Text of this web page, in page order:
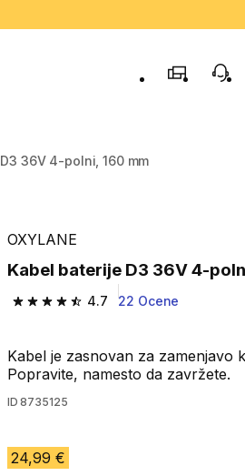
Trgovine
36V 4-polni, 160 mm
OXYLANE
Kabel baterije D3 36V 4-
4.7
4.7 od 5 zvezdic from 22 ocene
22 Ocene
Kabel je zasnovan za zamenjavo
Popravite, namesto da zavržete.
ID 8735125
24,99 €